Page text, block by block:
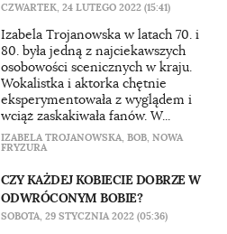
CZWARTEK, 24 LUTEGO 2022 (15:41)
Izabela Trojanowska w latach 70. i
80. była jedną z najciekawszych
osobowości scenicznych w kraju.
Wokalistka i aktorka chętnie
eksperymentowała z wyglądem i
wciąż zaskakiwała fanów. W...
IZABELA TROJANOWSKA, BOB, NOWA
FRYZURA
​CZY KAŻDEJ KOBIECIE DOBRZE W
ODWRÓCONYM BOBIE?
SOBOTA, 29 STYCZNIA 2022 (05:36)